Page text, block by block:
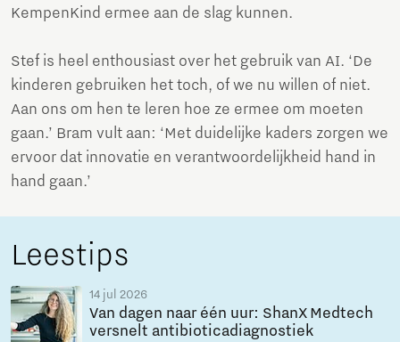
KempenKind ermee aan de slag kunnen.
Stef is heel enthousiast over het gebruik van AI. ‘De
kinderen gebruiken het toch, of we nu willen of niet.
Aan ons om hen te leren hoe ze ermee om moeten
gaan.’ Bram vult aan: ‘Met duidelijke kaders zorgen we
ervoor dat innovatie en verantwoordelijkheid hand in
hand gaan.’
Leestips
14 jul 2026
Van dagen naar één uur: ShanX Medtech
versnelt antibioticadiagnostiek